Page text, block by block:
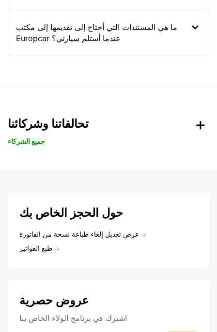
ما هي المستندات التي أحتاج إلى تقديمها إلى مكتب
Europcar عندما أستلم سيارتي؟
تحالفاتنا وشركائنا
جميع الشركاء
حول الحجز الخاص بك
عرض تعديل إلغاء طباعة نسخة من الفاتورة
طبع الفواتير
عروض حصرية
اشترك في برنامج الولاء الخاص بنا